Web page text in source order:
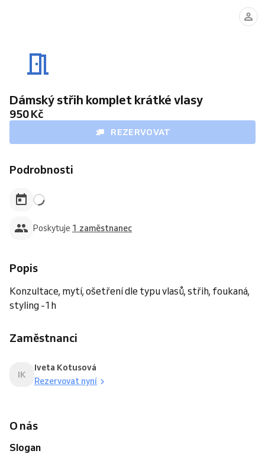
Dámský střih komplet krátké vlasy
950 Kč
REZERVOVAT
Podrobnosti
Poskytuje 1 zaměstnanec
Popis
Konzultace, mytí, ošetření dle typu vlasů, střih, foukaná,
styling -1h
Zaměstnanci
IK
Iveta Kotusová
Rezervovat nyní
O nás
Slogan